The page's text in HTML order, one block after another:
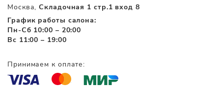
Москва,Складочная 1 стр.1 вход 8
График работы салона:
Пн-Сб 10:00 – 20:00
Вс 11:00 – 19:00
Принимаем к оплате: